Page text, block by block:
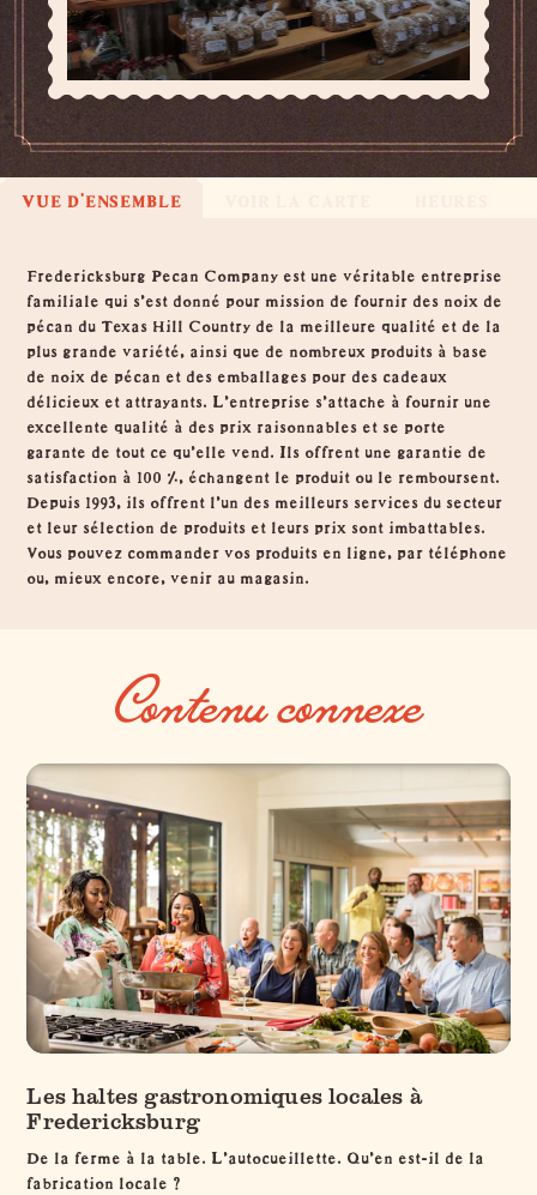
VUE D'ENSEMBLE
Vue d'ensemble
Fredericksburg Pecan Company est une véritable entreprise
familiale qui s'est donné pour mission de fournir des noix de
pécan du Texas Hill Country de la meilleure qualité et de la
plus grande variété, ainsi que de nombreux produits à base
de noix de pécan et des emballages pour des cadeaux
délicieux et attrayants. L'entreprise s'attache à fournir une
excellente qualité à des prix raisonnables et se porte
garante de tout ce qu'elle vend. Ils offrent une garantie de
satisfaction à 100 %, échangent le produit ou le remboursent.
Depuis 1993, ils offrent l'un des meilleurs services du secteur
et leur sélection de produits et leurs prix sont imbattables.
Vous pouvez commander vos produits en ligne, par téléphone
ou, mieux encore, venir au magasin.
Contenu connexe
Les haltes gastronomiques locales à
Fredericksburg
De la ferme à la table. L'autocueillette. Qu'en est-il de la
fabrication locale ?